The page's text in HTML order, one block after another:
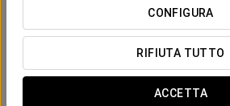
CONFIGURA
RIFIUTA TUTTO
ACCETTA
Attività all’aria aperta
Scopri l'avventura all'aria aperta